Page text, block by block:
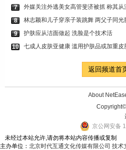
7
外媒关注外逃美女高管斐济被抓 称其从
8
林志颖和儿子穿亲子装跳舞 两父子同光
9
护肤应从洁面做起 洗脸是个技术活
10
七成人皮肤亚健康 滥用护肤品或加重皮
返回频道首
About
京公网安备
未经过本站允许,请勿将本站内容传播或复制
主办单位： 北京时代互通文化传媒有限公司 技术